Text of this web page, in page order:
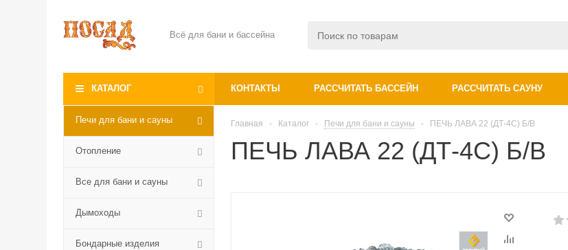
Всё для бани и бассейна
КАТАЛОГ КОНТАКТЫ РАССЧИТАТЬ БАССЕЙН РАССЧИТАТЬ САУНУ
Печи для бани и сауны
Отопление
Все для бани и сауны
Дымоходы
Бондарные изделия
Главная - Каталог - Печи для бани и сауны - ПЕЧЬ ЛАВА 22 (ДТ-4С) Б/В
ПЕЧЬ ЛАВА 22 (ДТ-4С) Б/В